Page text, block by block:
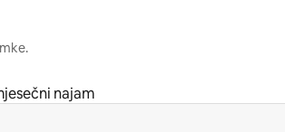
najam